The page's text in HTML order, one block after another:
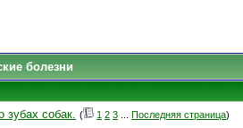
болезни
зубах собак. ( 1 2 3 Последняя страница)